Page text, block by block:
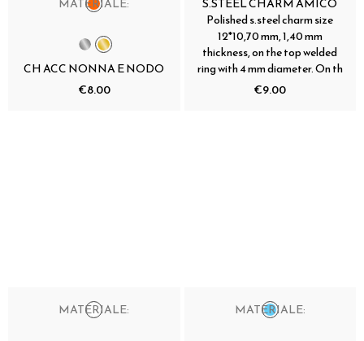
MATERIALE:
CH ACC NONNA E NODO
€8.00
S.STEEL CHARM AMICO
Polished s.steel charm size
12*10,70 mm, 1,40 mm
thickness, on the top welded
ring with 4 mm diameter. On th
€9.00
MATERIALE: MATERIALE: